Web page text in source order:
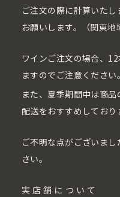
ご注文の際に計算いた
お願いします。（関東地
ワインご注文の場合、
ますのでご注意ください。
また、夏季期間中は商
配送をおすすめしており
ご不明な点がございま
さい。
実店舗について